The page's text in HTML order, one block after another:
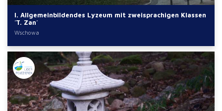
I. Allgemeinbildendes Lyzeum mit zweisprachigen Klassen
´T. Zan´
Wschowa